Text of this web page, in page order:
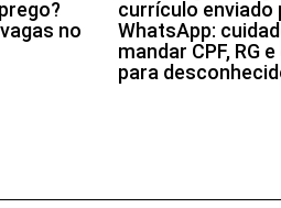
no
currículo enviado
WhatsApp:
mandar CPF, RG
para